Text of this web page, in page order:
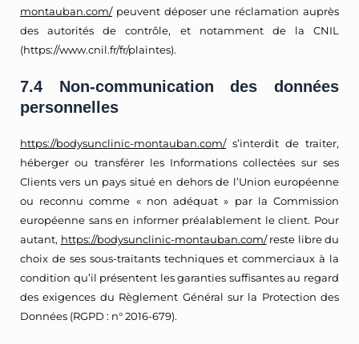
montauban.com/peuvent déposer une réclamation auprès
des autorités de contrôle, et notamment de la CNIL
(https://www.cnil.fr/fr/plaintes).
7.4 Non-communication des données
personnelles
https://bodysunclinic-montauban.com/s’interdit de traiter,
héberger ou transférer les Informations collectées sur ses
Clients vers un pays situé en dehors de l’Union européenne
ou reconnu comme « non adéquat » par la Commission
européenne sans en informer préalablement le client. Pour
autant, https://bodysunclinic-montauban.com/reste libre du
choix de ses sous-traitants techniques et commerciaux à la
condition qu’il présentent les garanties suffisantes au regard
des exigences du Règlement Général sur la Protection des
Données (RGPD : n° 2016-679).